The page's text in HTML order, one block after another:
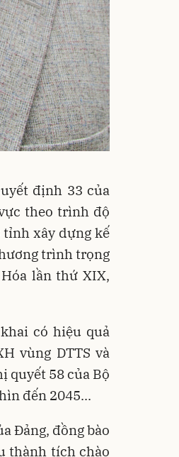
định 33 của
theo trình độ
xây dựng kế
trình trọng
lần thứ XIX,
có hiệu quả
vùng DTTS và
quyết 58 của Bộ
đến 2045...
Đảng, đồng bào
thành tích chào